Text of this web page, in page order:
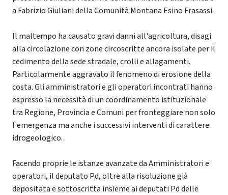
a Fabrizio Giuliani della Comunità Montana Esino Frasassi.
Il maltempo ha causato gravi danni all'agricoltura, disagi
alla circolazione con zone circoscritte ancora isolate per il
cedimento della sede stradale, crolli e allagamenti.
Particolarmente aggravato il fenomeno di erosione della
costa. Gli amministratori e gli operatori incontrati hanno
espresso la necessità di un coordinamento istituzionale
tra Regione, Provincia e Comuni per fronteggiare non solo
l'emergenza ma anche i successivi interventi di carattere
idrogeologico.
Facendo proprie le istanze avanzate da Amministratori e
operatori, il deputato Pd, oltre alla risoluzione già
depositata e sottoscritta insieme ai deputati Pd delle